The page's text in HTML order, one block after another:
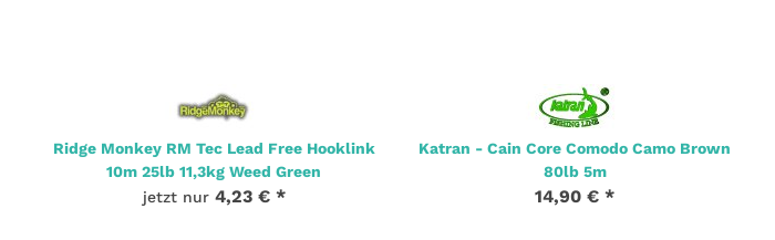
Ridge Monkey RM Tec Lead Free Hooklink
10m 25lb 11,3kg Weed Green
jetzt nur 4,23 € *
Katran - Cain Core Comodo Camo Brown
80lb 5m
14,90 € *